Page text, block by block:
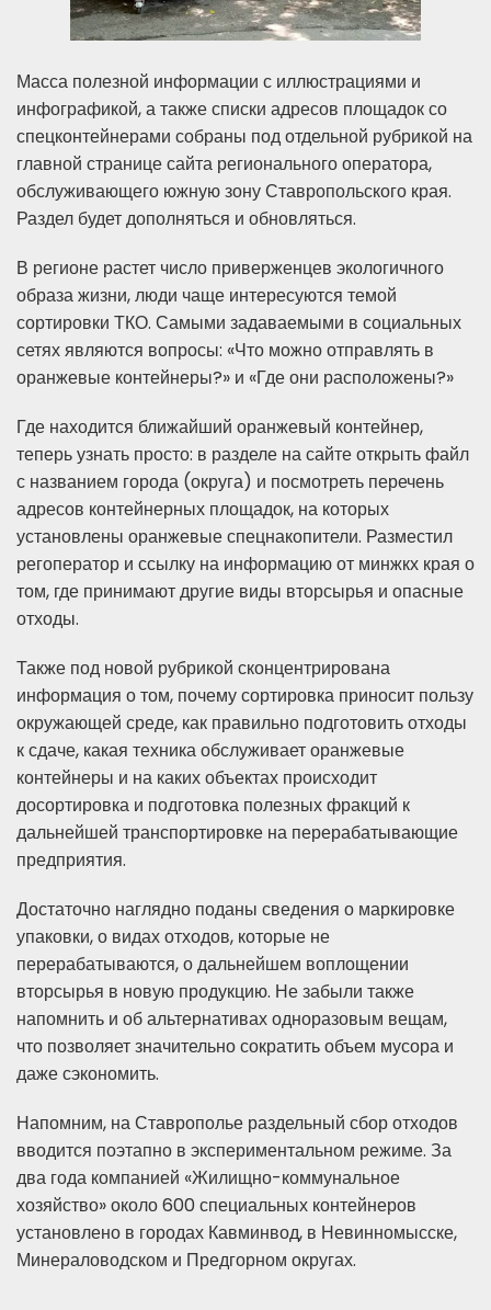
Масса полезной информации с иллюстрациями и
инфографикой, а также списки адресов площадок со
спецконтейнерами собраны под отдельной рубрикой на
главной странице сайта регионального оператора,
обслуживающего южную зону Ставропольского края.
Раздел будет дополняться и обновляться.
В регионе растет число приверженцев экологичного
образа жизни, люди чаще интересуются темой
сортировки ТКО. Самыми задаваемыми в социальных
сетях являются вопросы: «Что можно отправлять в
оранжевые контейнеры?» и «Где они расположены?»
Где находится ближайший оранжевый контейнер,
теперь узнать просто: в разделе на сайте открыть файл
с названием города (округа) и посмотреть перечень
адресов контейнерных площадок, на которых
установлены оранжевые спецнакопители. Разместил
регоператор и ссылку на информацию от минжкх края о
том, где принимают другие виды вторсырья и опасные
отходы.
Также под новой рубрикой сконцентрирована
информация о том, почему сортировка приносит пользу
окружающей среде, как правильно подготовить отходы
к сдаче, какая техника обслуживает оранжевые
контейнеры и на каких объектах происходит
досортировка и подготовка полезных фракций к
дальнейшей транспортировке на перерабатывающие
предприятия.
Достаточно наглядно поданы сведения о маркировке
упаковки, о видах отходов, которые не
перерабатываются, о дальнейшем воплощении
вторсырья в новую продукцию. Не забыли также
напомнить и об альтернативах одноразовым вещам,
что позволяет значительно сократить объем мусора и
даже сэкономить.
Напомним, на Ставрополье раздельный сбор отходов
вводится поэтапно в экспериментальном режиме. За
два года компанией «Жилищно-коммунальное
хозяйство» около 600 специальных контейнеров
установлено в городах Кавминвод, в Невинномысске,
Минераловодском и Предгорном округах.